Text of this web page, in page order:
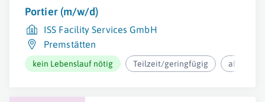
Portier (m/w/d)
ISS Facility Services GmbH
Premstätten
kein Lebenslauf nötig Teilzeit/geringfügig ab